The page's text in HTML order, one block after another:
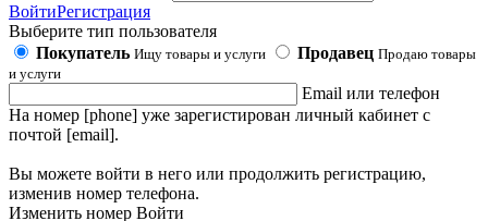
ВойтиРегистрация
Выберите тип пользователя
Покупатель Ищу товары и услуги Продавец Продаю товары
и услуги
Email или телефон
На номер [phone] уже зарегистирован личный кабинет с
почтой [email].
Вы можете войти в него или продолжить регистрацию,
изменив номер телефона.
Изменить номер Войти